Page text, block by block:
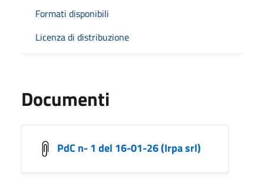
Formati disponibili
Licenza di distribuzione
Documenti
PdC n- 1 del 16-01-26 (Irpa srl)